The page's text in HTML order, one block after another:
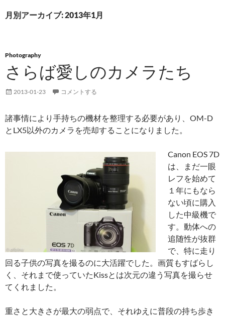
月別アーカイブ: 2013年1月
Photography
さらば愛しのカメラたち
2013-01-23 コメントする
諸事情により手持ちの機材を整理する必要があり、OM-D
とLX5以外のカメラを売却することになりました。
Canon EOS 7D
は、まだ一眼
レフを始めて
１年にもなら
ない頃に購入
した中級機で
す。動体への
追随性が抜群
で、特に走り
回る子供の写真を撮るのに大活躍でした。画質もすばらし
く、それまで使っていたKissとは次元の違う写真を撮らせ
てくれました。
重さと大きさが最大の弱点で、それゆえに普段の持ち歩き